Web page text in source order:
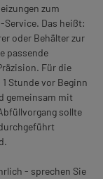
zum
Service. Das heißt:
oder Behälter zur
passende
Für die
Stunde vor Beginn
gemeinsam mit
sollte
- sprechen Sie